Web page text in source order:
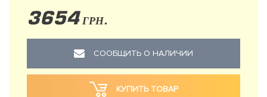
3654 ГРН.
СООБЩИТЬ О НАЛИЧИИ
КУПИТЬ ТОВАР